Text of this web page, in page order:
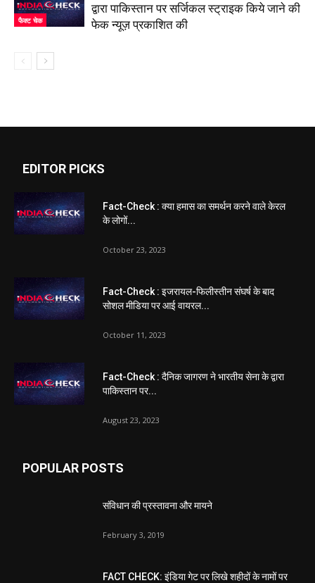
फैक्ट चेक
द्वारा पाकिस्तान पर सर्जिकल स्ट्राइक किये जाने की
फेक न्यूज़ प्रकाशित की
EDITOR PICKS
Fact-Check : क्या हमास का समर्थन करने वाले केरल
के लोगों...
October 23, 2023
Fact-Check : इजरायल-फिलीस्तीन संघर्ष के बाद
सोशल मीडिया पर आई वायरल...
October 11, 2023
Fact-Check : दैनिक जागरण ने भारतीय सेना के द्वारा
पाकिस्तान पर...
August 23, 2023
POPULAR POSTS
संविधान की प्रस्तावना और मायने
February 3, 2019
FACT CHECK: इंडिया गेट पर लिखे शहीदों के नामों पर